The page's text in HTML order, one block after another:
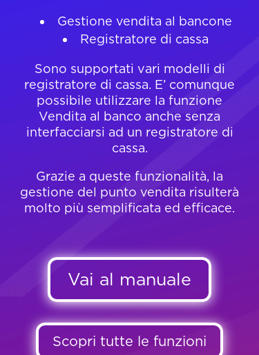
Gestione vendita al bancone
Registratore di cassa
Sono supportati vari modelli di
registratore di cassa. E’ comunque
possibile utilizzare la funzione
Vendita al banco anche senza
interfacciarsi ad un registratore di
cassa.
Grazie a queste funzionalità, la
gestione del punto vendita risulterà
molto più semplificata ed efficace.
Vai al manuale
Scopri tutte le funzioni